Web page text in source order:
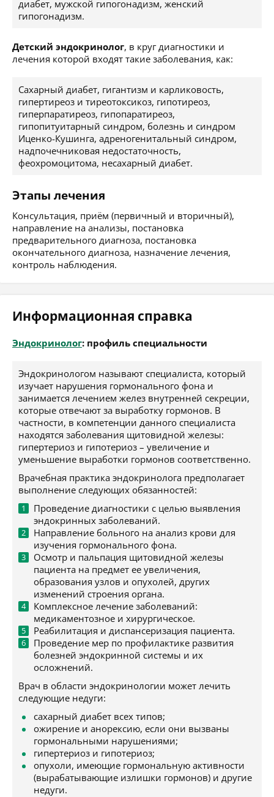
диабет, мужской гипогонадизм, женский
гипогонадизм.
Детский эндокринолог, в круг диагностики и
лечения которой входят такие заболевания, как:
Сахарный диабет, гигантизм и карликовость,
гипертиреоз и тиреотоксикоз, гипотиреоз,
гиперпаратиреоз, гипопаратиреоз,
гипопитуитарный синдром, болезнь и синдром
Иценко-Кушинга, адреногенитальный синдром,
надпочечниковая недостаточность,
феохромоцитома, несахарный диабет.
Этапы лечения
Консультация, приём (первичный и вторичный),
направление на анализы, постановка
предварительного диагноза, постановка
окончательного диагноза, назначение лечения,
контроль наблюдения.
Информационная справка
Эндокринолог: профиль специальности
Эндокринологом называют специалиста, который
изучает нарушения гормонального фона и
занимается лечением желез внутренней секреции,
которые отвечают за выработку гормонов. В
частности, в компетенции данного специалиста
находятся заболевания щитовидной железы:
гипертериоз и гипотериоз – увеличение и
уменьшение выработки гормонов соответственно.
Врачебная практика эндокринолога предполагает
выполнение следующих обязанностей:
Проведение диагностики с целью выявления
эндокринных заболеваний.
Направление больного на анализ крови для
изучения гормонального фона.
Осмотр и пальпация щитовидной железы
пациента на предмет ее увеличения,
образования узлов и опухолей, других
изменений строения органа.
Комплексное лечение заболеваний:
медикаментозное и хирургическое.
Реабилитация и диспансеризация пациента.
Проведение мер по профилактике развития
болезней эндокринной системы и их
осложнений.
Врач в области эндокринологии может лечить
следующие недуги:
сахарный диабет всех типов;
ожирение и анорексию, если они вызваны
гормональными нарушениями;
гипертериоз и гипотериоз;
опухоли, имеющие гормональную активности
(вырабатывающие излишки гормонов) и другие
недуги.